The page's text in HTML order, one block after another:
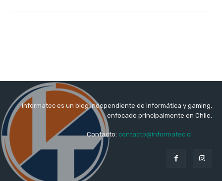
Informatec es un blog independiente de informática y gaming,
enfocado principalmente en Chile.
Contacto: contacto@informatec.cl